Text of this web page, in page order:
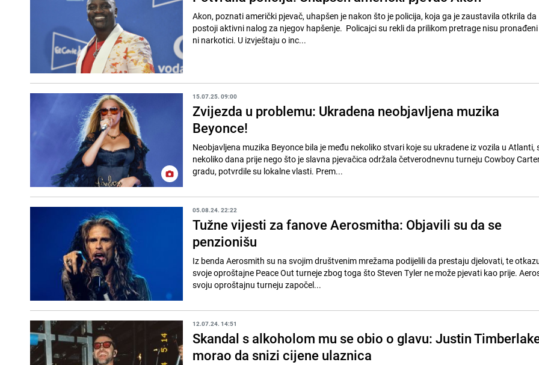
Akon, poznati američki pjevač, uhapšen je nakon što je policija, koja ga je zaustavila otkrila da
postoji aktivni nalog za njegov hapšenje. Policajci su rekli da prilikom pretrage nisu
ni narkotici. U izvještaju o inc...
15.07.25. 09:00
Zvijezda u problemu: Ukradena neobjavljena muzika
Beyonce!
Neobjavljena muzika Beyonce bila je među nekoliko stvari koje su ukradene iz vozila u Atlanti,
nekoliko dana prije nego što je slavna pjevačica održala četverodnevnu turneju Cowboy
gradu, potvrdile su lokalne vlasti. Prem...
05.08.24. 22:22
Tužne vijesti za fanove Aerosmitha: Objavili su da se
penzionišu
Iz benda Aerosmith su na svojim društvenim mrežama podijelili da prestaju djelovati, te
svoje oproštajne Peace Out turneje zbog toga što Steven Tyler ne može pjevati kao prije.
svoju oproštajnu turneju započel...
12.07.24. 14:51
Skandal s alkoholom mu se obio o glavu: Justin
morao da snizi cijene ulaznica